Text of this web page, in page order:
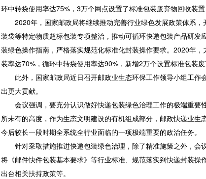
环中转袋使用率达75%，3万个网点设置了标准包装废弃物回收装置
2020年，国家邮政局将继续推动完善行业绿色发展政策体系，
装袋等特定物质超标包装专项整治，推动可循环快递包装产品研
装绿色操作指南，严格落实规范化标准化封装操作要求。2020年
装率达70%，循环中转袋使用率达90%，新增2万个设置标准包装废
此外，国家邮政局近日召开邮政业生态环保工作领导小组工作
出更大贡献。
会议强调，要充分认识做好快递包装绿色治理工作的极端重要
所未有的高度，作为生态文明建设的有机组成部分，邮政快递业
今后较长一段时期全系统全行业面临的一项极端重要的政治任务。
针对采取措施推进快递包装绿色治理，除了精准施策之外，会
将《邮件快件包装基本要求》等行业标准、规范落实到快递封装
出台相关扶持政策等。